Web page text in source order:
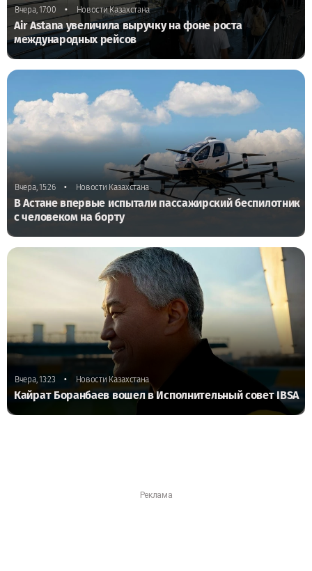
Вчера, 17:00 • Новости Казахстана
Air Astana увеличила выручку на фоне роста
международных рейсов
Вчера, 15:26 • Новости Казахстана
В Астане впервые испытали пассажирский беспилотник
с человеком на борту
Вчера, 13:23 • Новости Казахстана
Кайрат Боранбаев вошел в Исполнительный совет IBSA